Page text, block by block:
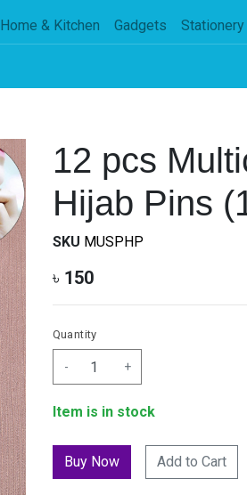
Home & Kitchen Gadgets Stationery
12 pcs
Hijab Pins
SKU MUSPHP
৳ 150
Quantity
- +
Item is in stock
Add to Cart